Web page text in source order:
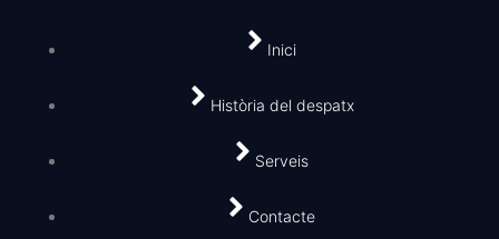
Inici
Història del despatx
Serveis
Contacte